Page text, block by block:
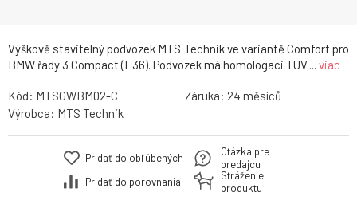
Výškově stavitelný podvozek MTS Technik ve variantě Comfort pro
BMW řady 3 Compact (E36). Podvozek má homologaci TUV.... viac
Kód: MTSGWBM02-C Záruka: 24
Výrobca: MTS Technik
Pridať do obľúbených
Pridať do porovnania
Otázka pre
predajcu
Stráženie
produktu